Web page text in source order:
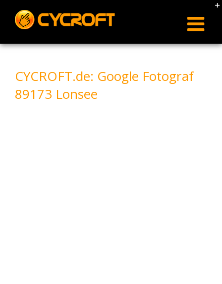
content
CYCROFT.de: Google Fotograf
89173 Lonsee